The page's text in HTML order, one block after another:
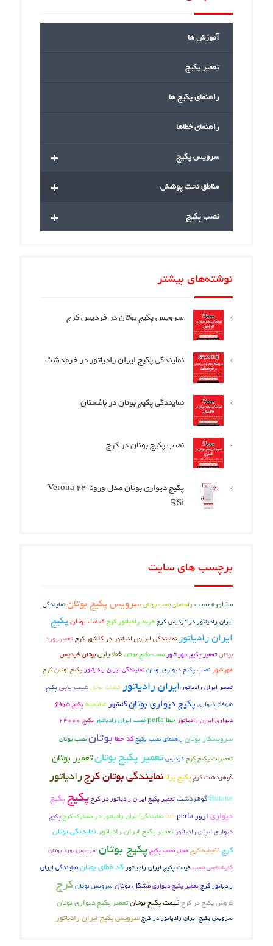
آموزش ها
تعمیر پکیج
راهنمای پکیج ها
راهنمای خطاها
+ سرویس پکیج
+ مناطق تحت پوشش
+ نصب پکیج
نوشته‌های بیشتر
سرویس پکیج بوتان در فردیس کرج
نمایندگی پکیج ایران رادیاتور در خرمدشت
نمایندگی پکیج بوتان در باغستان
نصب پکیج بوتان در کرج
پکیج دیواری بوتان مدل ورونا Verona 24
RSi
برچسب های سایت
مشاوره نصبراهنمای نصب بوتانسرویس پکیج بوتاننمایندگی
ایران رادیاتور در فردیس کرجخرید رادیاتور کرج قیمت بوتانپکیج
ایران رادیاتورنمایندگی ایران رادیاتور در گلشهر کرجتعمیر بورد
بوتانتعمیر پکیج مهرشهر نصب پکیج بوتانخطا یابیبوتان فردیس
مهرشهر نصب پکیج دیواری بوتاننمایندگی ایران رادیاتورپکیج بوتان کرج
تعمیر ایران رادیاتور ایران رادیاتور قطعات بوتان عیب یابیپکیج
شوفاژ دیواری پکیج دیواری بوتانگلشهر عظیمیهپکیج شوفاژ
دیواری ایران رادیاتورخطا perla نصب ایران رادیاتور پکیج 24000
سرویسکار بوتانراهنمای نصب پکیجکد خطا بوتاننصب بوتان
تعمیرات پکیج کرجفردیستعمیر پکیج بوتانتعمیر بوتان
گوهردشت کرجپکیج پرلانمایندگی بوتان کرجرادیاتور
Butaneگوهردشتتعمیر پکیج ایران رادیاتور در کرجپکیجپکیج
دیواری ارور perla خطا نمایندگی ایران رادیاتور در حصارک کرج پکیج
دیواری ایران رادیاتور تعمیر پکیج ایران رادیاتور نمایدنگی بوتان
کرجعظیمیه کرجمحل نصب پکیج پکیج بوتان سرویس بورد بوتان
کارشناسی نصبقیمت پکیج ایران رادیاتورکد خطای بوتاننمایندگی ایران
رادیاتور کرجتعمیر پکیج دیواریمشکل بوتانسرویس بوتانکرج
فروش پکیج در کرج قیمت پکیج بوتانتعمیر پکیج دیواری بوتان
سرویس پکیج ایران رادیاتور در کرجسرویس پکیج ایران رادیاتور